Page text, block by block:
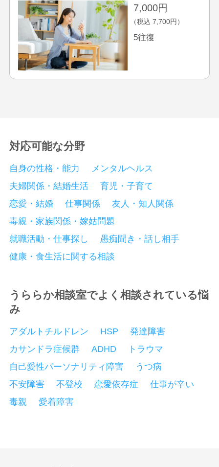
7,000円
（税込 7,700円）
5往復
対応可能な分野
自身の性格・能力
メンタルヘルス
夫婦関係・結婚生活
育児・子育て
恋愛・結婚
仕事関係
友人・知人関係
毒親・家族関係・嫁姑問題
就職活動・仕事探し
愚痴聞き・話し相手
健康・食生活に関する相談
うららか相談室でよく相談されている悩
み
アダルトチルドレン HSP
発達障害
カサンドラ症候群
ADHD
トラウマ
自己愛性パーソナリティ障害
うつ病
不安障害
不登校 恋愛依存症
仕事が辛い
毒親
愛着障害